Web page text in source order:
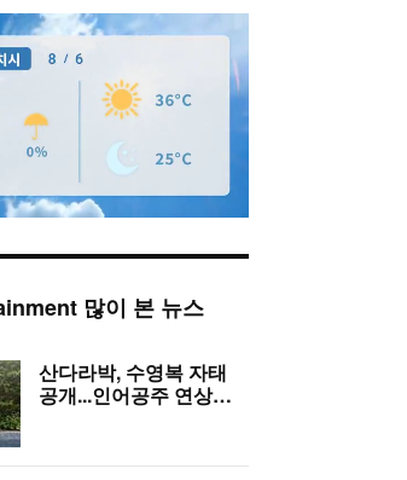
Mute
많이 본 뉴스
산다라박, 수영복 자태
공개...인어공주 연상케